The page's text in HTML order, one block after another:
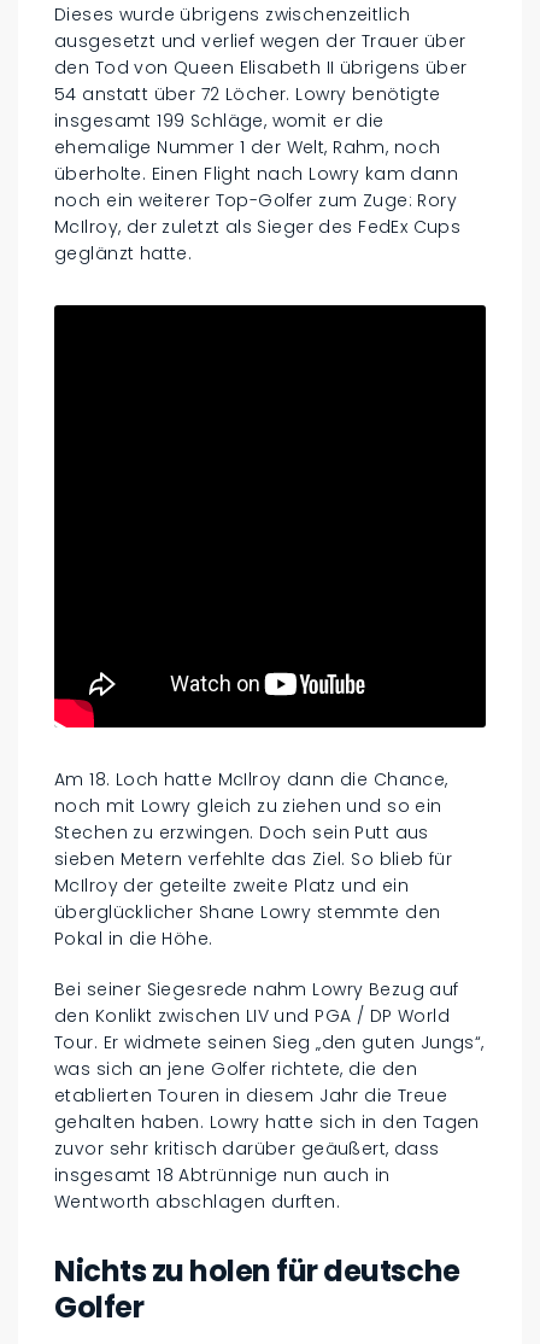
Dieses wurde übrigens zwischenzeitlich
ausgesetzt und verlief wegen der Trauer über
den Tod von Queen Elisabeth II übrigens über
54 anstatt über 72 Löcher. Lowry benötigte
insgesamt 199 Schläge, womit er die
ehemalige Nummer 1 der Welt, Rahm, noch
überholte. Einen Flight nach Lowry kam dann
noch ein weiterer Top-Golfer zum Zuge: Rory
McIlroy, der zuletzt als Sieger des FedEx Cups
geglänzt hatte.
Am 18. Loch hatte McIlroy dann die Chance,
noch mit Lowry gleich zu ziehen und so ein
Stechen zu erzwingen. Doch sein Putt aus
sieben Metern verfehlte das Ziel. So blieb für
McIlroy der geteilte zweite Platz und ein
überglücklicher Shane Lowry stemmte den
Pokal in die Höhe.
Bei seiner Siegesrede nahm Lowry Bezug auf
den Konlikt zwischen LIV und PGA / DP World
Tour. Er widmete seinen Sieg „den guten Jungs“,
was sich an jene Golfer richtete, die den
etablierten Touren in diesem Jahr die Treue
gehalten haben. Lowry hatte sich in den Tagen
zuvor sehr kritisch darüber geäußert, dass
insgesamt 18 Abtrünnige nun auch in
Wentworth abschlagen durften.
Nichts zu holen für deutsche
Golfer